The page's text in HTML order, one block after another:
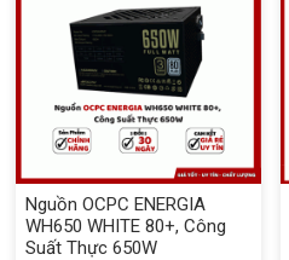
Nguồn OCPC ENERGIA
WH650 WHITE 80+, Công
Suất Thực 650W